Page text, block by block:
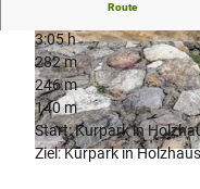
© Teutoburger Wald / Detmold / F.
© C MARTIN SCHOBERER 2018
Route
3:05 h
282 m
246 m
140 m
Start: Kurpark in
Ziel: Kurpark in